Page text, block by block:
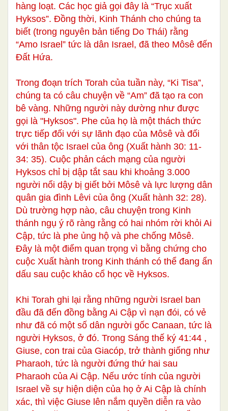
hàng loạt. Các học giả gọi đây là “Trục xuất
Hyksos”. Đồng thời, Kinh Thánh cho chúng ta
biết (trong nguyên bản tiếng Do Thái) rằng
“Amo Israel” tức là dân Israel, đã theo Môsê đến
Đất Hứa.
Trong đoạn trích Torah của tuần này, “Ki Tisa”,
chúng ta có câu chuyện về “Am” đã tạo ra con
bê vàng. Những người này dường như được
gọi là "Hyksos". Phe của họ là một thách thức
trực tiếp đối với sự lãnh đạo của Môsê và đối
với thân tộc Israel của ông (Xuất hành 30: 11-
34: 35). Cuộc phản cách mạng của người
Hyksos chỉ bị dập tắt sau khi khoảng 3.000
người nổi dậy bị giết bởi Môsê và lực lượng dân
quân gia đình Lêvi của ông (Xuất hành 32: 28).
Dù trường hợp nào, câu chuyện trong Kinh
thánh ngụ ý rõ ràng rằng có hai nhóm rời khỏi Ai
Cập, tức là phe ủng hộ và phe chống Môsê.
Đây là một điểm quan trọng vì bằng chứng cho
cuộc Xuất hành trong Kinh thánh có thể đang ẩn
dấu sau cuộc khảo cổ học về Hyksos.
Khi Torah ghi lại rằng những người Israel ban
đầu đã đến đồng bằng Ai Cập vì nạn đói, có vẻ
như đã có một số dân người gốc Canaan, tức là
người Hyksos, ở đó. Trong Sáng thế ký 41:44 ,
Giuse, con trai của Giacóp, trở thành giống như
Pharaoh, tức là người đứng thứ hai sau
Pharaoh của Ai Cập. Nếu ước tính của người
Israel về sự hiện diện của họ ở Ai Cập là chính
xác, thì việc Giuse lên nắm quyền diễn ra vào